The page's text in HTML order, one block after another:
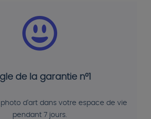
de la garantie n°1
photo d'art dans votre espace de vie
pendant 7 jours.